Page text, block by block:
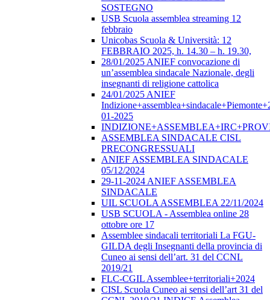
SOSTEGNO
USB Scuola assemblea streaming 12
febbraio
Unicobas Scuola & Università: 12
FEBBRAIO 2025, h. 14.30 – h. 19.30,
28/01/2025 ANIEF convocazione di
un’assemblea sindacale Nazionale, degli
insegnanti di religione cattolica
24/01/2025 ANIEF
01-2025
ASSEMBLEA SINDACALE CISL
PRECONGRESSUALI
ANIEF ASSEMBLEA SINDACALE
05/12/2024
29-11-2024 ANIEF ASSEMBLEA
SINDACALE
UIL SCUOLA ASSEMBLEA 22/11/2024
USB SCUOLA - Assemblea online 28
ottobre ore 17
Assemblee sindacali territoriali La FGU-
GILDA degli Insegnanti della provincia di
Cuneo ai sensi dell’art. 31 del CCNL
2019/21
FLC-CGIL Assemblee+territoriali+2024
CISL Scuola Cuneo ai sensi dell’art 31 del